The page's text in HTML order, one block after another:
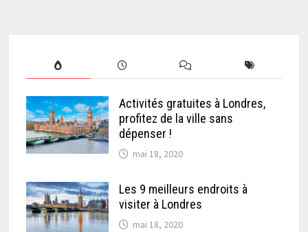
Activités gratuites à Londres,
profitez de la ville sans
dépenser !
mai 18, 2020
Les 9 meilleurs endroits à
visiter à Londres
mai 18, 2020